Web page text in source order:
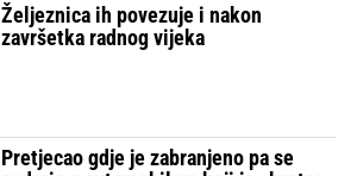
Željeznica ih povezuje i nakon
završetka radnog vijeka
Pretjecao gdje je zabranjeno pa se